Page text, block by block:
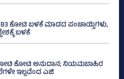
ಕೋಟಿ ಬಳಕೆ ಮಾಡದ ಪಂಚಾಯ್ತಿಗಳು,
ಬಳಕೆ
ಕೋಟಿ ಅನುದಾನ; ನಿಯಮಬಾಹಿರ
ಇಲ್ಲವೆಂದ ಎಜಿ